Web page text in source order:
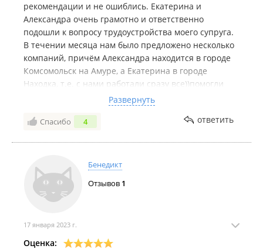
рекомендации и не ошиблись. Екатерина и
Александра очень грамотно и ответственно
подошли к вопросу трудоустройства моего супруга.
В течении месяца нам было предложено несколько
компаний, причём Александра находится в городе
Комсомольск на Амуре, а Екатерина в городе
Находка, т.е. с нами работали сразу все))помогли
выбрать лучшую и супруг ушёл в море. До этого 7
месяцев искали работу, ничего подходящего не
нашли. А здесь оперативно трудоустроили в
своём деле. Кстати, оплату с нас взяли
исключительно ПОСЛЕ посадки супруга на пароход.
Жирная 5 из 5. Процветания и благодарных
клиентов девочкам.
Развернуть
Спасибо 4 ответить
Бенедикт
Отзывов 1
17 января 2023 г.
Оценка: